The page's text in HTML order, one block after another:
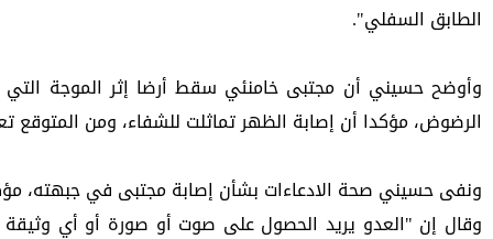
الطابق السفلي".
الرضوض، مؤكدا أن إصابة الظهر تماثلت للشفاء، ومن المتوقع
ونفى حسيني صحة الادعاءات بشأن إصابة مجتبى في جبهته،